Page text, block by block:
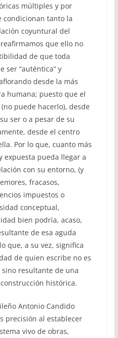
múltiples y por
condicionan tanto la
coyuntural del
que ello no
de que toda
ser “auténtica” y
desde la más
humana; puesto que el
puede hacerlo), desde
ser o a pesar de su
desde el centro
Por lo que, cuanto más
pueda llegar a
con su entorno, (y
fracasos,
impuestos o
conceptual,
bien podría, acaso,
de esa aguda
que, a su vez, significa
de quien escribe no es
resultante de una
histórica.
Antonio Candido
precisión al establecer
vivo de obras,